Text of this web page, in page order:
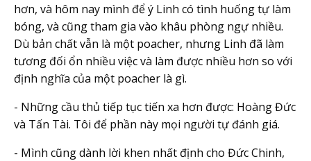
hơn, và hôm nay mình để ý Linh có tình huống tự làm
bóng, và cũng tham gia vào khâu phòng ngự nhiều.
Dù bản chất vẫn là một poacher, nhưng Linh đã làm
tương đối ổn nhiều việc và làm được nhiều hơn so với
định nghĩa của một poacher là gì.
- Những cầu thủ tiếp tục tiến xa hơn được: Hoàng Đức
và Tấn Tài. Tôi để phần này mọi người tự đánh giá.
- Mình cũng dành lời khen nhất định cho Đức Chinh,